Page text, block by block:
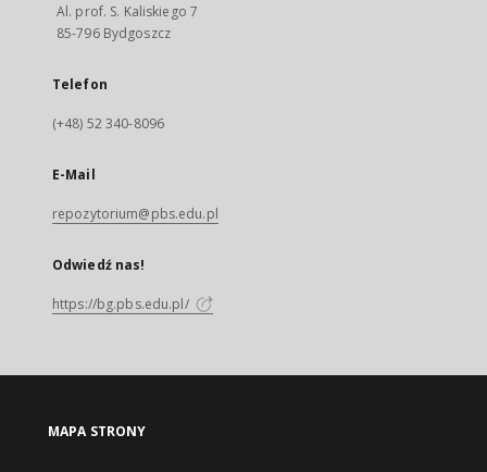
Al. prof. S. Kaliskiego 7
85-796 Bydgoszcz
Telefon
(+48) 52 340-8096
E-Mail
repozytorium@pbs.edu.pl
Odwiedź nas!
https://bg.pbs.edu.pl/
MAPA STRONY